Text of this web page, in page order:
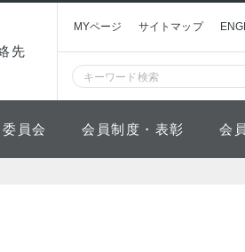
先
MYページ サイトマップ
委員会 会員制度・表彰 会